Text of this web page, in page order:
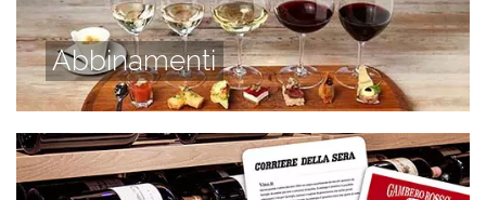
Abbinamenti